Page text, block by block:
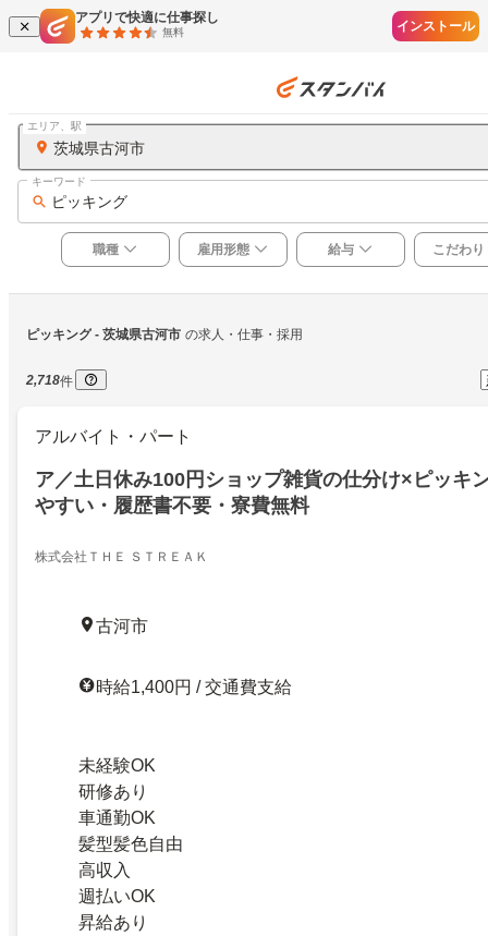
アプリで快適に仕事探し
無料 インストール
茨城県古河市
エリア、駅
ピッキング
キーワード
職種 雇用形態 給与 こだわり
ピッキング - 茨城県古河市 の求人・仕事・採用
2,718件
アルバイト・パート
ア／土日休み100円ショップ雑貨の仕分け×ピッキ
やすい・履歴書不要・寮費無料
株式会社ＴＨＥ ＳＴＲＥＡＫ
古河市
時給1,400円 / 交通費支給
未経験OK
研修あり
車通勤OK
髪型髪色自由
高収入
週払いOK
昇給あり